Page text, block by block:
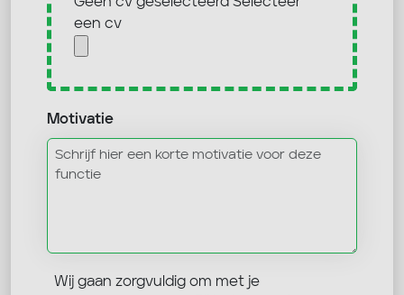
een cv
Motivatie
Wij gaan zorgvuldig om met je